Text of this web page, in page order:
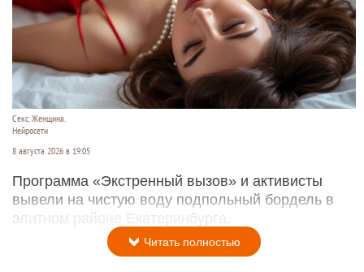
Секс. Женщина.
Нейросети
8 августа 2026 в 19:05
Программа «Экстренный вызов» и активисты
вывели на чистую воду подпольный бордель в
элитном районе Екатеринбурга.
Читать полностью